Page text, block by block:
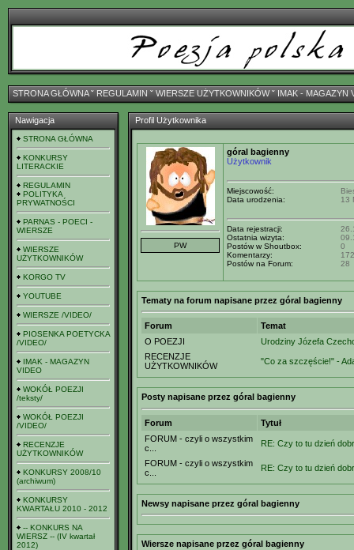
STRONA GŁÓWNAˇ REGULAMIN ˇ WIERSZE UŻYTKOWNIKÓWˇ IMAK - MAGAZYN
Nawigacja
STRONA GŁÓWNA
KONKURSY
LITERACKIE
REGULAMIN
POLITYKA
PRYWATNOŚCI
PARNAS - POECI -
WIERSZE
WIERSZE
UŻYTKOWNIKÓW
KORGO TV
YOUTUBE
WIERSZE /VIDEO/
PIOSENKA POETYCKA
/VIDEO/
IMAK - MAGAZYN
VIDEO
WOKÓŁ POEZJI
/teksty/
WOKÓŁ POEZJI
/VIDEO/
RECENZJE
UŻYTKOWNIKÓW
KONKURSY 2008/10
(archiwum)
KONKURSY
KWARTAŁU 2010 - 2012
-- KONKURS NA
WIERSZ -- (IV kwartał
2012)
Profil Użytkownika
góral bagienny
Użytkownik
Miejscowość:
Data urodzenia:
13
Data rejestracji:
Ostatnia wizyta:
Postów w Shoutbox:
0
Komentarzy:
172
Postów na Forum:
28
Tematy na forum napisane przez góral bagienny
Forum
Temat
O POEZJI
Urodziny Józefa
RECENZJE
UŻYTKOWNIKÓW
"Co za szczęście!" -
Posty napisane przez góral bagienny
Forum
Tytuł
FORUM - czyli o wszystkim
c...
RE: Czy to tu dzień
FORUM - czyli o wszystkim
c...
RE: Czy to tu dzień
Newsy napisane przez góral bagienny
Wiersze napisane przez góral bagienny